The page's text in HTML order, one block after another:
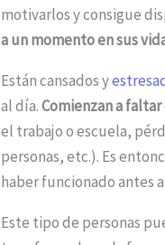
motivarlos y consigue
a un momento en sus
Están cansados ​​y
al día.Comienzan a faltar
el trabajo o escuela,
personas, etc.). Es
haber funcionado antes
Este tipo de personas